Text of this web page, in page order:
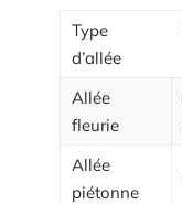
Type
d’allée
Allée
fleurie
Allée
piétonne